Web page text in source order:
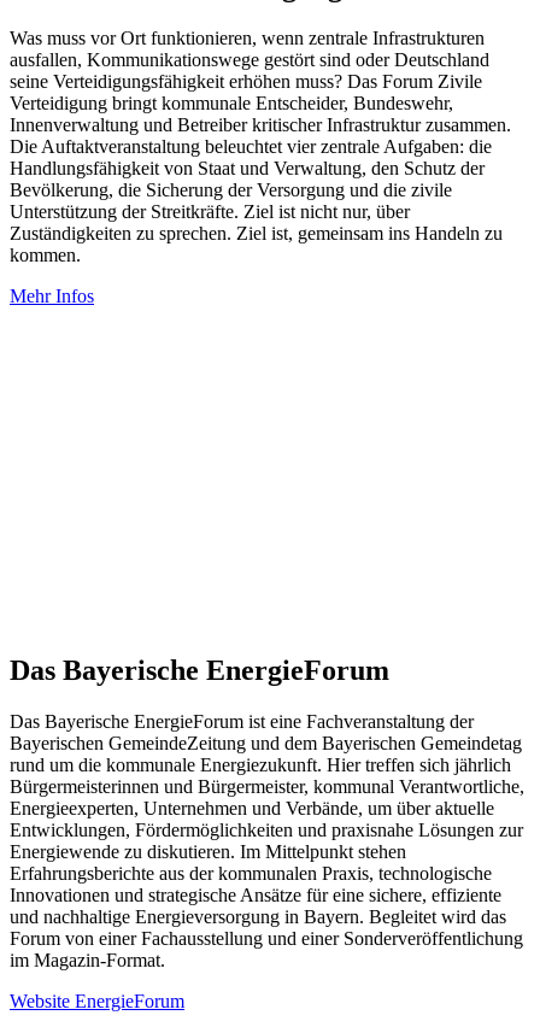
Was muss vor Ort funktionieren, wenn zentrale Infrastrukturen
ausfallen, Kommunikationswege gestört sind oder Deutschland
seine Verteidigungsfähigkeit erhöhen muss? Das Forum Zivile
Verteidigung bringt kommunale Entscheider, Bundeswehr,
Innenverwaltung und Betreiber kritischer Infrastruktur zusammen.
Die Auftaktveranstaltung beleuchtet vier zentrale Aufgaben: die
Handlungsfähigkeit von Staat und Verwaltung, den Schutz der
Bevölkerung, die Sicherung der Versorgung und die zivile
Unterstützung der Streitkräfte. Ziel ist nicht nur, über
Zuständigkeiten zu sprechen. Ziel ist, gemeinsam ins Handeln zu
kommen.
Mehr Infos
Das Bayerische EnergieForum
Das Bayerische EnergieForum ist eine Fachveranstaltung der
Bayerischen GemeindeZeitung und dem Bayerischen Gemeindetag
rund um die kommunale Energiezukunft. Hier treffen sich jährlich
Bürgermeisterinnen und Bürgermeister, kommunal Verantwortliche,
Energieexperten, Unternehmen und Verbände, um über aktuelle
Entwicklungen, Fördermöglichkeiten und praxisnahe Lösungen zur
Energiewende zu diskutieren. Im Mittelpunkt stehen
Erfahrungsberichte aus der kommunalen Praxis, technologische
Innovationen und strategische Ansätze für eine sichere, effiziente
und nachhaltige Energieversorgung in Bayern. Begleitet wird das
Forum von einer Fachausstellung und einer Sonderveröffentlichung
im Magazin-Format.
Website EnergieForum